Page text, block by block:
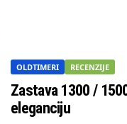
OLDTIMERI RECENZIJE
Zastava 1300 /
eleganciju